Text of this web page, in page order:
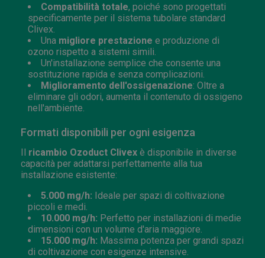
Compatibilità totale, poiché sono progettati
specificamente per il sistema tubolare standard
Clivex.
Una migliore prestazione e produzione di
ozono rispetto a sistemi simili.
Un'installazione semplice che consente una
sostituzione rapida e senza complicazioni.
Miglioramento dell'ossigenazione: Oltre a
eliminare gli odori, aumenta il contenuto di ossigeno
nell'ambiente.
Formati disponibili per ogni esigenza
Il ricambio Ozoduct Clivex è disponibile in diverse
capacità per adattarsi perfettamente alla tua
installazione esistente:
5.000 mg/h: Ideale per spazi di coltivazione
piccoli e medi.
10.000 mg/h: Perfetto per installazioni di medie
dimensioni con un volume d'aria maggiore.
15.000 mg/h: Massima potenza per grandi spazi
di coltivazione con esigenze intensive.